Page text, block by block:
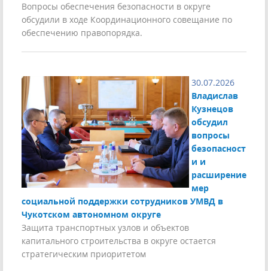
Вопросы обеспечения безопасности в округе
обсудили в ходе Координационного совещание по
обеспечению правопорядка.
30.07.2026
Владислав
Кузнецов
обсудил
вопросы
безопасност
и и
расширение
мер
социальной поддержки сотрудников УМВД в
Чукотском автономном округе
Защита транспортных узлов и объектов
капитального строительства в округе остается
стратегическим приоритетом